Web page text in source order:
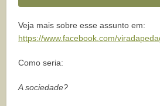
Veja mais sobre esse assunto em:
https://www.facebook.com/
Como seria:
A sociedade?